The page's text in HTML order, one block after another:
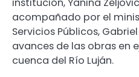
acompañado por el
Servicios Públicos,
avances de las obras en
cuenca del Río Luján.